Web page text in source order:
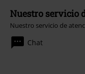
Nuestro servicio
Nuestro servicio de
Chat